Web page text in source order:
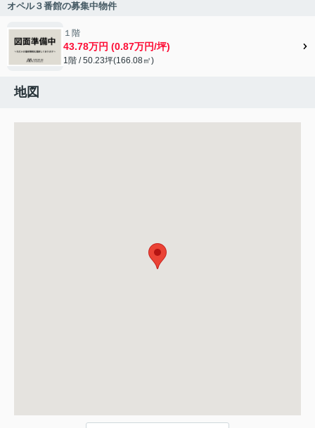
オペル３番館の募集中物件
１階
43.78万円 (0.87万円/坪)
1階 / 50.23坪(166.08㎡)
地図